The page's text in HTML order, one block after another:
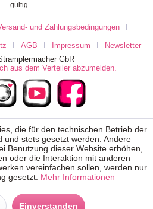
gültig.
und Zahlungsbedingungen
AGB Impressum
Newsletter
GbR
aus dem Verteiler abzumelden.
die für den technischen Betrieb der
und stets gesetzt werden. Andere
Benutzung dieser Website erhöhen,
oder die Interaktion mit anderen
vereinfachen sollen, werden nur
gesetzt. Mehr Informationen
Einverstanden